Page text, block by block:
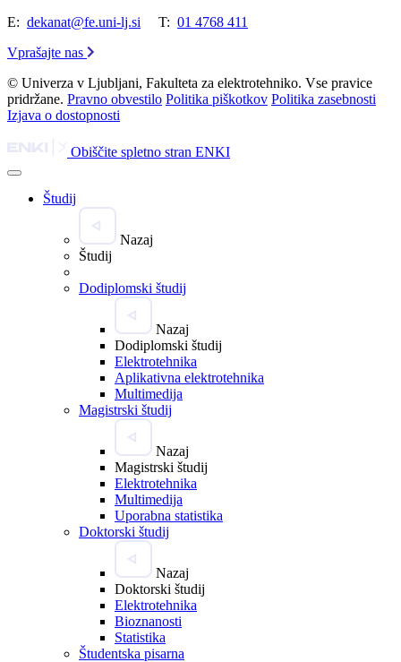
E: dekanat@fe.uni-lj.si T: 01 4768 411
Vprašajte nas
© Univerza v Ljubljani, Fakulteta za elektrotehniko. Vse pravice
pridržane. Pravno obvestilo Politika piškotkov Politika zasebnosti
Izjava o dostopnosti
Obiščite spletno stran ENKI
Študij
Nazaj
Študij
Dodiplomski študij
Nazaj
Dodiplomski študij
Elektrotehnika
Aplikativna elektrotehnika
Multimedija
Magistrski študij
Nazaj
Magistrski študij
Elektrotehnika
Multimedija
Uporabna statistika
Doktorski študij
Nazaj
Doktorski študij
Elektrotehnika
Bioznanosti
Statistika
Študentska pisarna